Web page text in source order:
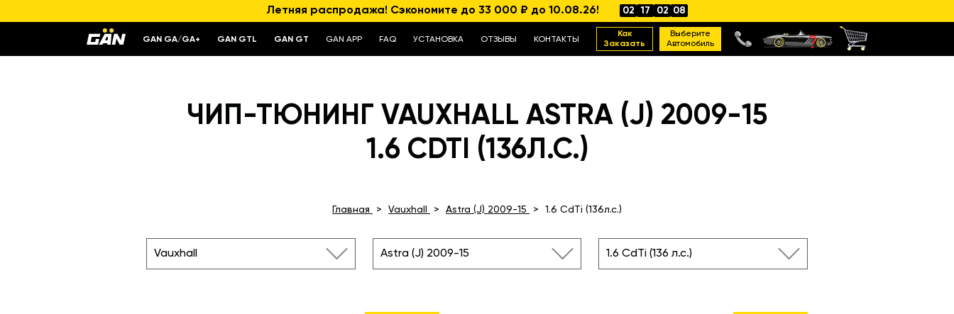
Летняя распродажа! Сэкономите до 33 000 ₽ до 10.08.26! 02 17 02 07
GAN GA/GA+ GAN GTL GAN GT GAN APP FAQ УСТАНОВКА ОТЗЫВЫ КОНТАКТЫ
Как
Заказать
Выберите
Автомобиль
ЧИП-ТЮНИНГ VAUXHALL ASTRA (J) 2009-15
1.6 CDTI (136Л.С.)
Главная Vauxhall Astra (J) 2009-15 1.6 CdTi (136л.с.)
Vauxhall Astra (J) 2009-15 1.6 CdTi (136 л.с.)